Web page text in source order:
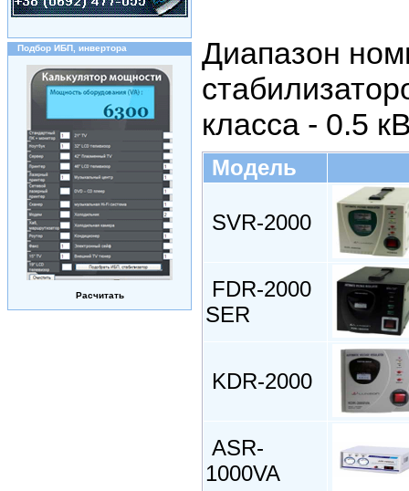
Подбор ИБП, инвертора
Расчитать
Диапазон
класса - 0.5
Модель
SVR-2000
FDR-2000
SER
KDR-2000
ASR-
1000VA